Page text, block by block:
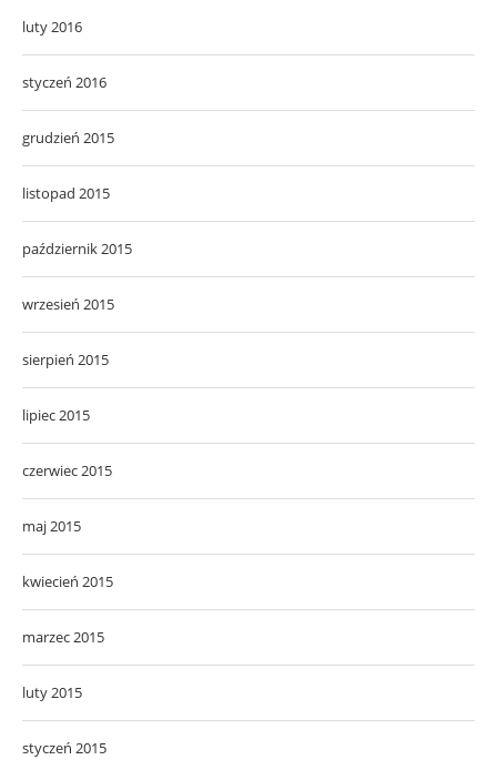
luty 2016
styczeń 2016
grudzień 2015
listopad 2015
październik 2015
wrzesień 2015
sierpień 2015
lipiec 2015
czerwiec 2015
maj 2015
kwiecień 2015
marzec 2015
luty 2015
styczeń 2015